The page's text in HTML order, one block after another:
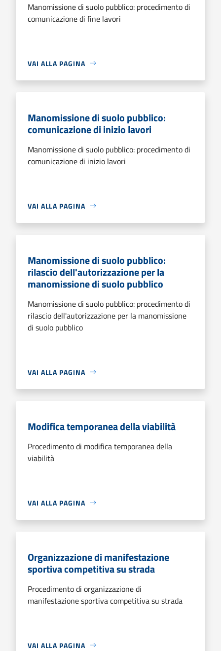
Manomissione di suolo pubblico: procedimento di
comunicazione di fine lavori
VAI ALLA PAGINA
Manomissione di suolo pubblico:
comunicazione di inizio lavori
Manomissione di suolo pubblico: procedimento di
comunicazione di inizio lavori
VAI ALLA PAGINA
Manomissione di suolo pubblico:
rilascio dell'autorizzazione per la
manomissione di suolo pubblico
Manomissione di suolo pubblico: procedimento di
rilascio dell'autorizzazione per la manomissione
di suolo pubblico
VAI ALLA PAGINA
Modifica temporanea della viabilità
Procedimento di modifica temporanea della
viabilità
VAI ALLA PAGINA
Organizzazione di manifestazione
sportiva competitiva su strada
Procedimento di organizzazione di
manifestazione sportiva competitiva su strada
VAI ALLA PAGINA